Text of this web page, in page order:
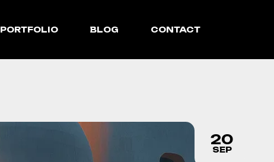
PORTFOLIO BLOG CONTACT
20
SEP